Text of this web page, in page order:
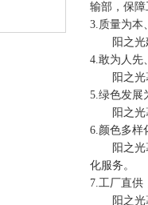
输部，保障
3.质量为本
阳之光建
4.敢为人先
阳之光幕
5.绿色发展
阳之光幕
6.颜色多样
阳之光幕
化服务。
7.工厂直供
阳之光幕